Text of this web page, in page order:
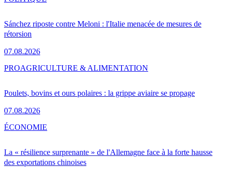
Sánchez riposte contre Meloni : l'Italie menacée de mesures de
rétorsion
07.08.2026
Poulets, bovins et ours polaires : la grippe aviaire se propage
07.08.2026
PROAGRICULTURE & ALIMENTATION
La « résilience surprenante » de l'Allemagne face à la forte hausse
des exportations chinoises
ÉCONOMIE